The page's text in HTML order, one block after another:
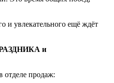
и увлекательного ещё ждёт
и
отделе продаж: